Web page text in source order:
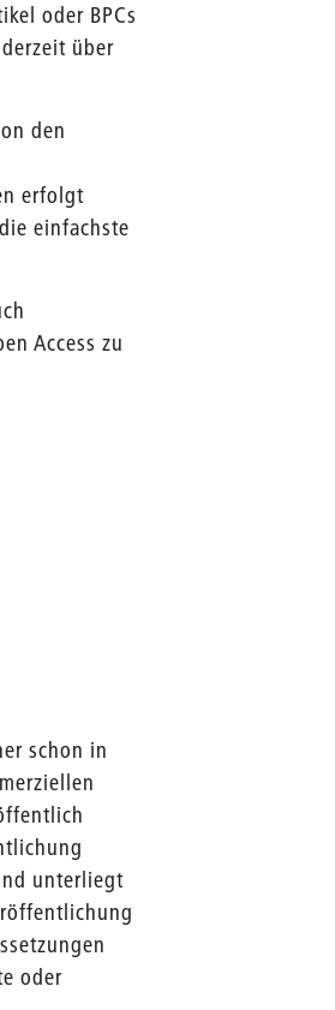
oder BPCs
über
den
erfolgt
einfachste
Access zu
schon in
unterliegt
oder